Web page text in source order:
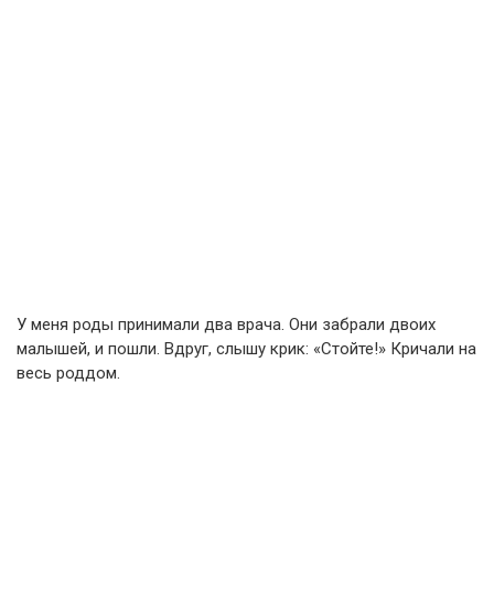
У меня роды принимали два врача. Они забрали двоих
малышей, и пошли. Вдруг, слышу крик: «Стойте!» Кричали на
весь роддом.